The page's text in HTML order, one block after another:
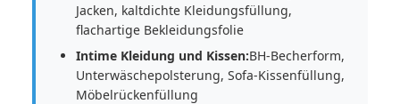
Jacken, kaltdichte Kleidungsfüllung,
flachartige Bekleidungsfolie
Intime Kleidung und Kissen:BH-Becherform,
Unterwäschepolsterung, Sofa-Kissenfüllung,
Möbelrückenfüllung